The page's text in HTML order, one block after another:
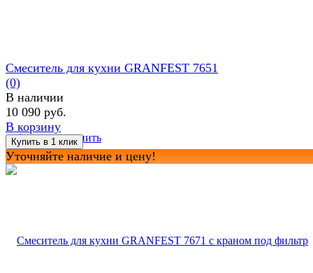
избранное сравнить
Смеситель для кухни GRANFEST 7651
(0)
В наличии
10 090 руб.
В корзину
Уточняйте наличие и цену!